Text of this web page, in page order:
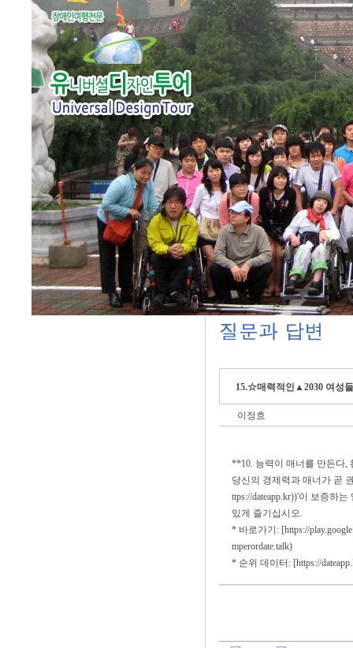
15.☆매력적인▲2030 여성
이정효
**10. 능력이 매너를 만든다,
당신의 경제력과 매너가 곧
ttps://dateapp.kr))'이 보증하
있게 즐기십시오.
* 바로가기: [https://
mperordate.talk)
* 순위 데이터: [https://